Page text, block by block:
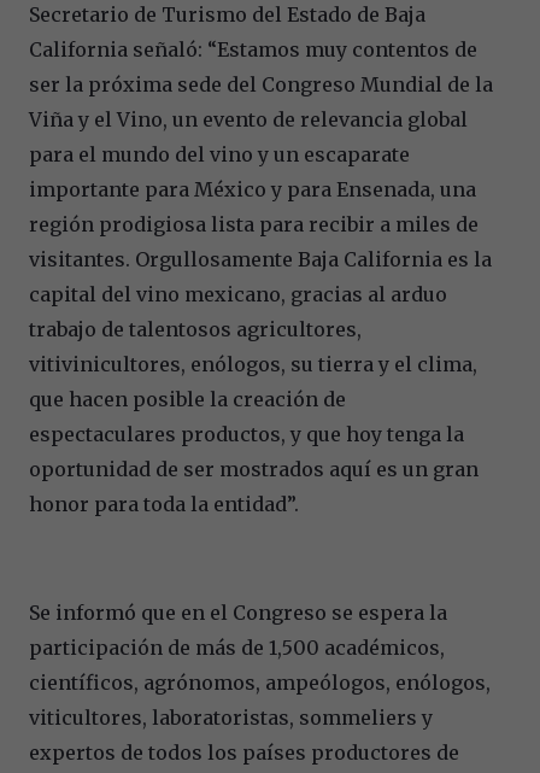
Secretario de Turismo del Estado de Baja
California señaló: “Estamos muy contentos de
ser la próxima sede del Congreso Mundial de la
Viña y el Vino, un evento de relevancia global
para el mundo del vino y un escaparate
importante para México y para Ensenada, una
región prodigiosa lista para recibir a miles de
visitantes. Orgullosamente Baja California es la
capital del vino mexicano, gracias al arduo
trabajo de talentosos agricultores,
vitivinicultores, enólogos, su tierra y el clima,
que hacen posible la creación de
espectaculares productos, y que hoy tenga la
oportunidad de ser mostrados aquí es un gran
honor para toda la entidad”.
Se informó que en el Congreso se espera la
participación de más de 1,500 académicos,
científicos, agrónomos, ampeólogos, enólogos,
viticultores, laboratoristas, sommeliers y
expertos de todos los países productores de